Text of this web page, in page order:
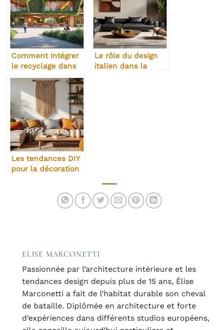
Comment intégrer
le recyclage dans
son projet
d’architecture
Le rôle du design
italien dans la
Les tendances DIY
pour la décoration
ELISE MARCONETTI
Passionnée par l’architecture intérieure et les
tendances design depuis plus de 15 ans, Élise
Marconetti a fait de l’habitat durable son cheval
de bataille. Diplômée en architecture et forte
d’expériences dans différents studios européens,